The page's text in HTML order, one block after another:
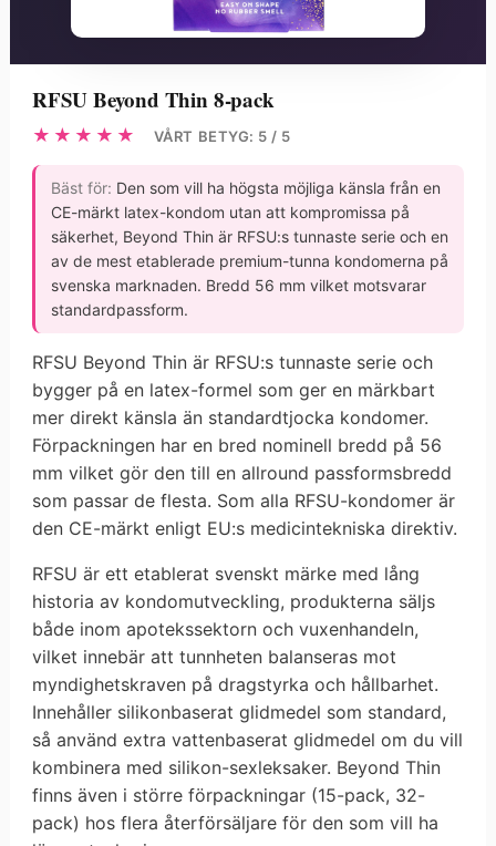
RFSU Beyond Thin 8-pack
★★★★★ VÅRT BETYG: 5 / 5
Bäst för: Den som vill ha högsta möjliga känsla från en
CE-märkt latex-kondom utan att kompromissa på
säkerhet, Beyond Thin är RFSU:s tunnaste serie och en
av de mest etablerade premium-tunna kondomerna på
svenska marknaden. Bredd 56 mm vilket motsvarar
standardpassform.
RFSU Beyond Thin är RFSU:s tunnaste serie och
bygger på en latex-formel som ger en märkbart
mer direkt känsla än standardtjocka kondomer.
Förpackningen har en bred nominell bredd på 56
mm vilket gör den till en allround passformsbredd
som passar de flesta. Som alla RFSU-kondomer är
den CE-märkt enligt EU:s medicintekniska direktiv.
RFSU är ett etablerat svenskt märke med lång
historia av kondomutveckling, produkterna säljs
både inom apotekssektorn och vuxenhandeln,
vilket innebär att tunnheten balanseras mot
myndighetskraven på dragstyrka och hållbarhet.
Innehåller silikonbaserat glidmedel som standard,
så använd extra vattenbaserat glidmedel om du vill
kombinera med silikon-sexleksaker. Beyond Thin
finns även i större förpackningar (15-pack, 32-
pack) hos flera återförsäljare för den som vill ha